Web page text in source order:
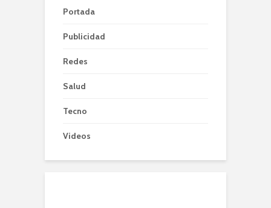
Portada
Publicidad
Redes
Salud
Tecno
Videos